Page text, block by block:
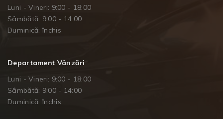
Luni - Vineri: 9:00 - 18:00
Sâmbătă: 9:00 - 14:00
Duminică: închis
Departament Vânzări
Luni - Vineri: 9:00 - 18:00
Sâmbătă: 9:00 - 14:00
Duminică: închis